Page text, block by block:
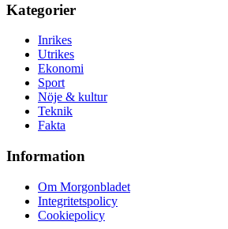
Kategorier
Inrikes
Utrikes
Ekonomi
Sport
Nöje & kultur
Teknik
Fakta
Information
Om Morgonbladet
Integritetspolicy
Cookiepolicy